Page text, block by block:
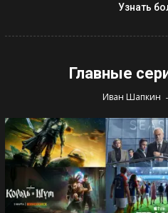
Узнать
Главные
Иван Шапкин -